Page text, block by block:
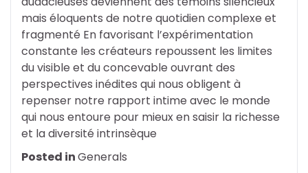
mais éloquents de notre quotidien complexe et
fragmenté En favorisant l’expérimentation
constante les créateurs repoussent les limites
du visible et du concevable ouvrant des
perspectives inédites qui nous obligent à
repenser notre rapport intime avec le monde
qui nous entoure pour mieux en saisir la richesse
et la diversité intrinsèque
Posted inGenerals